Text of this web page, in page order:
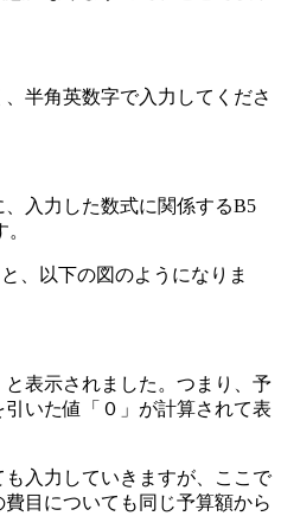
半角英数字で入力してくださ
入力した数式に関係するB5
、以下の図のようになりま
表示されました。つまり、予
引いた値「０」が計算されて表
入力していきますが、ここで
目についても同じ予算額から